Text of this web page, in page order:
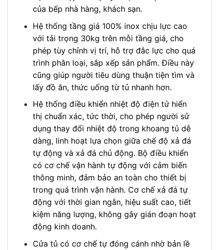
của bếp nhà hàng, khách sạn.
Hệ thống tầng giá 100% inox chịu lực cao
với tải trọng 30kg trên mỗi tầng giá, cho
phép tùy chỉnh vị trí, hỗ trợ đắc lực cho quá
trình phân loại, sắp xếp sản phẩm. Điều này
cũng giúp người tiêu dùng thuận tiện tìm và
lấy đồ ăn, thức uống từ tủ nhanh hơn.
Hệ thống điều khiển nhiệt độ điện tử hiển
thị chuẩn xác, tức thời, cho phép người sử
dụng thay đổi nhiệt độ trong khoang tủ dễ
dàng, linh hoạt lựa chọn giữa chế độ xả đá
tự động và xả đá chủ động. Bộ điều khiển
có cơ chế vận hành tự động với cảm biến
thông minh, đảm bảo an toàn cho thiết bị
trong quá trình vận hành. Cơ chế xả đá tự
động với thời gian ngắn, hiệu suất cao, tiết
kiệm năng lượng, không gây gián đoạn hoạt
động kinh doanh.
Cửa tủ có cơ chế tự đóng cánh nhờ bản lề